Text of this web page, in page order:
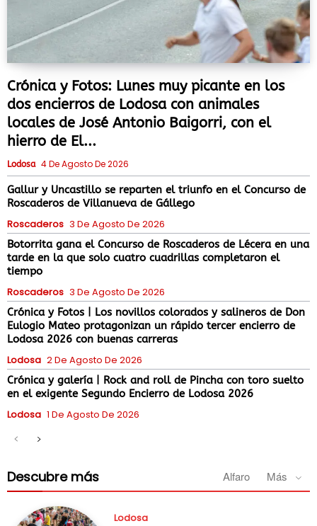
Crónica y Fotos: Lunes muy picante en los
dos encierros de Lodosa con animales
locales de José Antonio Baigorri, con el
hierro de El...
Lodosa 4 De Agosto De 2026
Gallur y Uncastillo se reparten el triunfo en el Concurso de
Roscaderos de Villanueva de Gállego
Roscaderos 3 De Agosto De 2026
Botorrita gana el Concurso de Roscaderos de Lécera en una
tarde en la que solo cuatro cuadrillas completaron el
tiempo
Roscaderos 3 De Agosto De 2026
Crónica y Fotos | Los novillos colorados y salineros de Don
Eulogio Mateo protagonizan un rápido tercer encierro de
Lodosa 2026 con buenas carreras
Lodosa 2 De Agosto De 2026
Crónica y galería | Rock and roll de Pincha con toro suelto
en el exigente Segundo Encierro de Lodosa 2026
Lodosa 1 De Agosto De 2026
Descubre más Alfaro Más
Lodosa